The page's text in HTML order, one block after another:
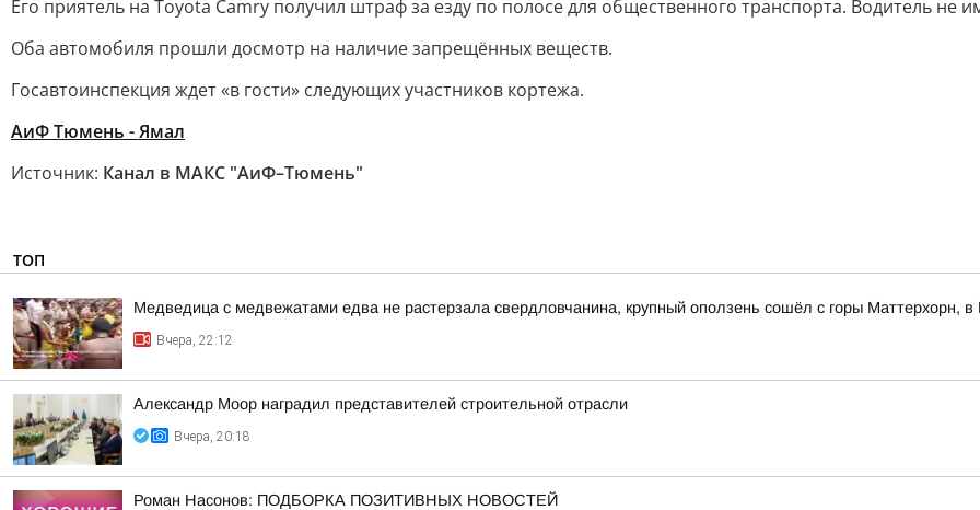
Его приятель на Toyota Camry получил штраф за езду по полосе для общественного транспорта. Водитель не
Оба автомобиля прошли досмотр на наличие запрещённых веществ.
Госавтоинспекция ждет «в гости» следующих участников кортежа.
АиФ Тюмень - Ямал
Источник: Канал в МАКС "АиФ–Тюмень"
ТОП
Медведица с медвежатами едва не растерзала свердловчанина, крупный оползень сошёл с горы Маттерхорн, в
Вчера, 22:12
Александр Моор наградил представителей строительной отрасли
Вчера, 20:18
Роман Насонов: ПОДБОРКА ПОЗИТИВНЫХ НОВОСТЕЙ